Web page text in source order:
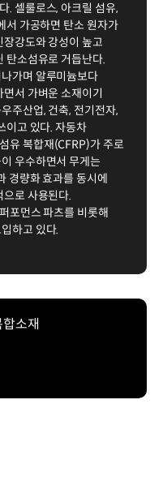
. 셀룰로스, 아크릴 섬유,
서 가공하면 탄소 원자가
강도와 강성이 높고
탄소섬유로 거듭난다.
가며 알루미늄보다
서 가벼운 소재이기
주산업, 건축, 전기전자,
이고 있다. 자동차
유 복합재(CFRP)가 주로
우수하면서 무게는
경량화 효과를 동시에
로 사용된다.
포먼스 파츠를 비롯해
하고 있다.
소재